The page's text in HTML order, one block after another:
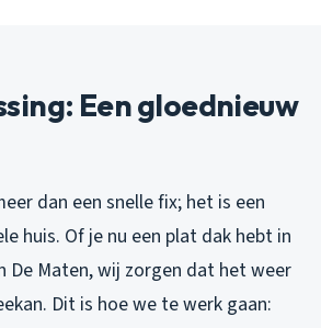
Een gloednieuw
dan een snelle fix; het is een
huis. Of je nu een plat dak hebt in
De Maten, wij zorgen dat het weer
Dit is hoe we te werk gaan: